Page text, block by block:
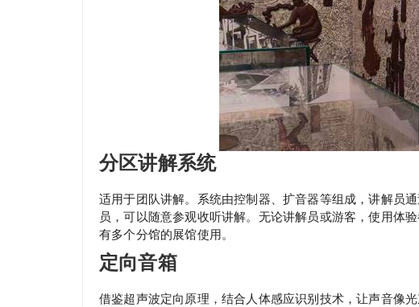
分区讲解系统
适用于团队讲解。系统由控制器、扩音器等组成，讲解员
员，可以随意参观收听讲解。无论讲解员或游客，使用体
有多个分馆的展馆使用。
定向音箱
借鉴超声波定向原理，结合人体感应识别技术，让声音像